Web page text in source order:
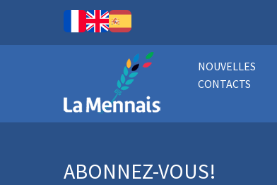
NOUVELLES
CONTACTS
ABONNEZ-VOUS!